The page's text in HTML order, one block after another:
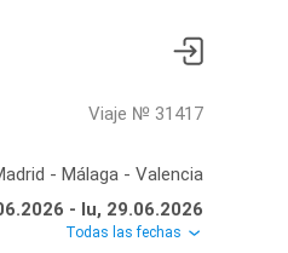
Viaje № 31417
- Málaga - Valencia
- lu, 29.06.2026
Todas las fechas